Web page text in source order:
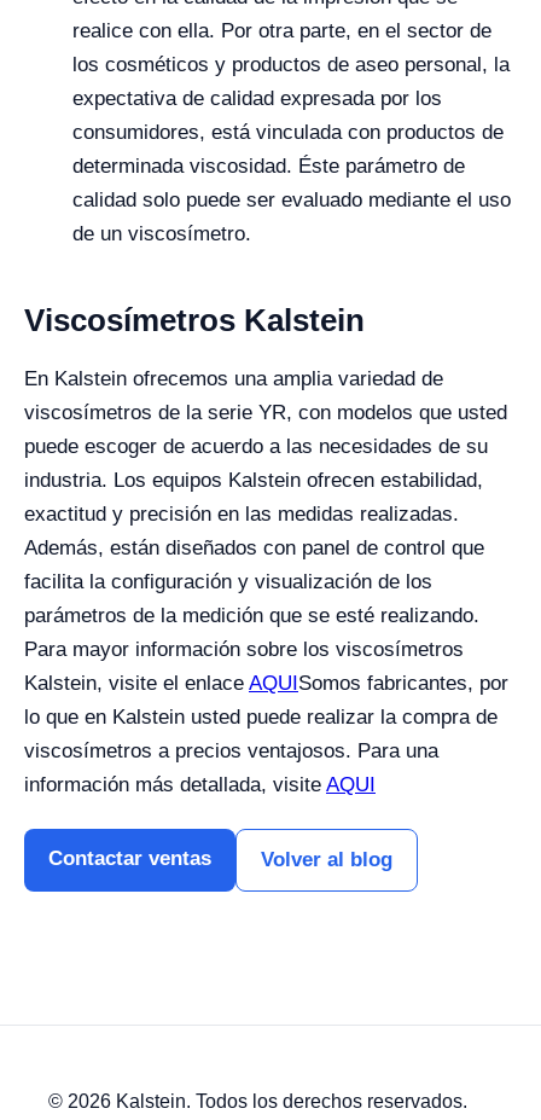
realice con ella. Por otra parte, en el sector de
los cosméticos y productos de aseo personal, la
expectativa de calidad expresada por los
consumidores, está vinculada con productos de
determinada viscosidad. Éste parámetro de
calidad solo puede ser evaluado mediante el uso
de un viscosímetro.
Viscosímetros Kalstein
En Kalstein ofrecemos una amplia variedad de
viscosímetros de la serie YR, con modelos que usted
puede escoger de acuerdo a las necesidades de su
industria. Los equipos Kalstein ofrecen estabilidad,
exactitud y precisión en las medidas realizadas.
Además, están diseñados con panel de control que
facilita la configuración y visualización de los
parámetros de la medición que se esté realizando.
Para mayor información sobre los viscosímetros
Kalstein, visite el enlace AQUISomos fabricantes, por
lo que en Kalstein usted puede realizar la compra de
viscosímetros a precios ventajosos. Para una
información más detallada, visite AQUI
Contactar ventas Volver al blog
© 2026 Kalstein. Todos los derechos reservados.